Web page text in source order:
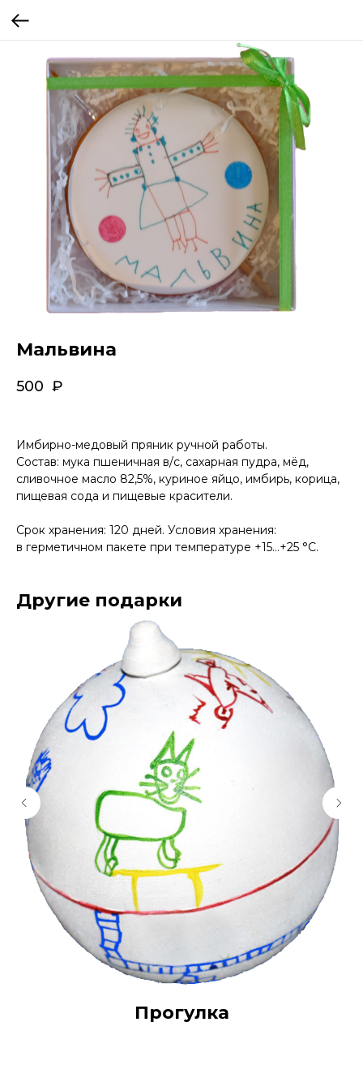
Мальвина
500 ₽
Имбирно-медовый пряник ручной работы.
Состав: мука пшеничная в/с, сахарная пудра, мёд,
сливочное масло 82,5%, куриное яйцо, имбирь, корица,
пищевая сода и пищевые красители.
Срок хранения: 120 дней. Условия хранения:
в герметичном пакете при температуре +15…+25 °C.
Другие подарки
Прогулка